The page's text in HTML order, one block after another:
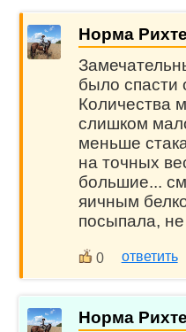
Норма
было спасти
Количества
слишком
меньше
на точных
большие...
яичным
посыпала,
0 ответить
Норма